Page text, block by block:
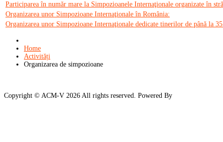
Participarea în număr mare la Simpozioanele Internaţionale organizate în
Organizarea unor Simpozioane Internaţionale în România:
Organizarea unor Simpozioane Internaţionale dedicate tinerilor de până la
Home
Activități
Organizarea de simpozioane
Copyright © ACM-V 2026 All rights reserved. Powered By